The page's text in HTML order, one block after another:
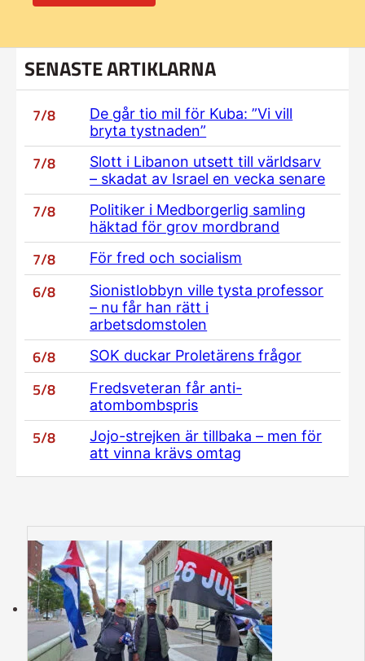
SENASTE ARTIKLARNA
7/8
De går tio mil för Kuba: ”Vi vill
bryta tystnaden”
7/8
Slott i Libanon utsett till världsarv
– skadat av Israel en vecka senare
7/8
Politiker i Medborgerlig samling
häktad för grov mordbrand
7/8 För fred och socialism
6/8
Sionistlobbyn ville tysta professor
– nu får han rätt i
arbetsdomstolen
6/8 SOK duckar Proletärens frågor
5/8
Fredsveteran får anti-
atombombspris
5/8
Jojo-strejken är tillbaka – men för
att vinna krävs omtag